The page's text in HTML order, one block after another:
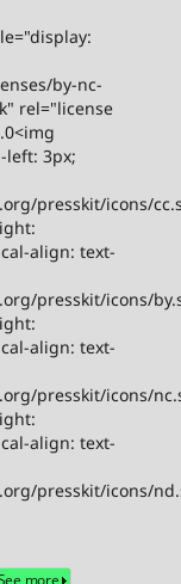
by-nc-
rel="license
left: 3px;
presskit/icons/
align: text-
presskit/icons/
align: text-
presskit/icons/
align: text-
presskit/icons/